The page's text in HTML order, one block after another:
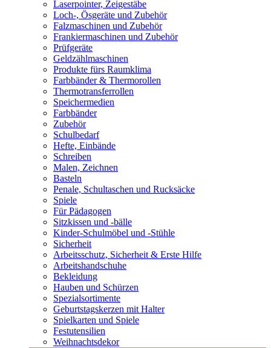
Laserpointer, Zeigestäbe
Loch-, Ösgeräte und Zubehör
Falzmaschinen und Zubehör
Frankiermaschinen und Zubehör
Prüfgeräte
Geldzählmaschinen
Produkte fürs Raumklima
Farbbänder & Thermorollen
Thermotransferrollen
Speichermedien
Farbbänder
Zubehör
Schulbedarf
Hefte, Einbände
Schreiben
Malen, Zeichnen
Basteln
Penale, Schultaschen und Rucksäcke
Spiele
Für Pädagogen
Sitzkissen und -bälle
Kinder-Schulmöbel und -Stühle
Sicherheit
Arbeitsschutz, Sicherheit & Erste Hilfe
Arbeitshandschuhe
Bekleidung
Hauben und Schürzen
Spezialsortimente
Geburtstagskerzen mit Halter
Spielkarten und Spiele
Festutensilien
Weihnachtsdekor